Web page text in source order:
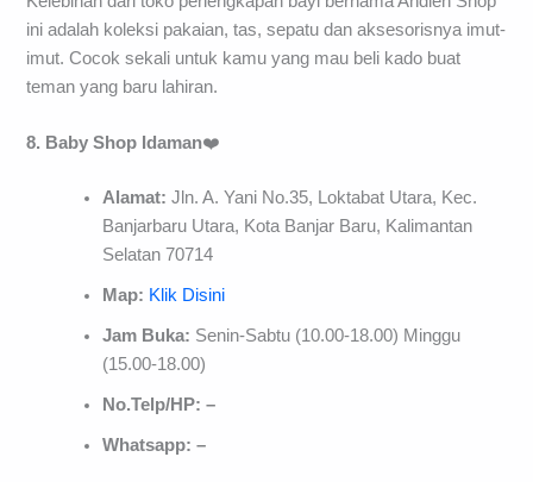
ini adalah koleksi pakaian, tas, sepatu dan aksesorisnya imut-
imut. Cocok sekali untuk kamu yang mau beli kado buat
teman yang baru lahiran.
8. Baby Shop Idaman❤️
Alamat:Jln. A. Yani No.35, Loktabat Utara, Kec.
Banjarbaru Utara, Kota Banjar Baru, Kalimantan
Selatan 70714
Map: Klik Disini
Jam Buka: Senin-Sabtu (10.00-18.00) Minggu
(15.00-18.00)
No.Telp/HP: –
Whatsapp: –